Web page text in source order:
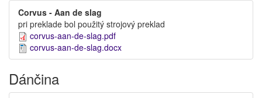
Corvus - Aan de slag
pri preklade bol použitý strojový preklad
corvus-aan-de-slag.pdf
corvus-aan-de-slag.docx
Dánčina